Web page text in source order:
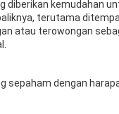
diberikan kemudahan
terutama
atau terowongan
sepaham dengan